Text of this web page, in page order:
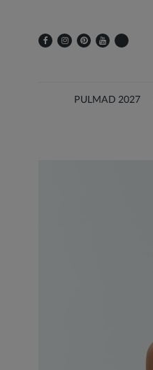
PULMAD 2027